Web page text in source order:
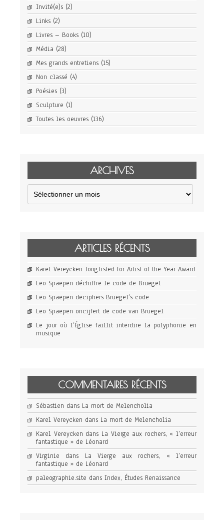
Invité(e)s (2)
Links (2)
Livres – Books (10)
Média (28)
Mes grands entretiens (15)
Non classé (4)
Poésies (3)
Sculpture (1)
Toutes les oeuvres (136)
ARCHIVES
Archives
ARTICLES RÉCENTS
Karel Vereycken longlisted for Artist of the Year Award
Leo Spaepen déchiffre le code de Bruegel
Leo Spaepen deciphers Bruegel’s code
Leo Spaepen oncijfert de code van Bruegel
Le jour où l’Église faillit interdire la polyphonie en
musique
COMMENTAIRES RÉCENTS
Sébastien dans La mort de Melencholia
Karel Vereycken dans La mort de Melencholia
Karel Vereycken dans La Vierge aux rochers, « l’erreur
fantastique » de Léonard
Virginie dans La Vierge aux rochers, « l’erreur
fantastique » de Léonard
paleographie.site dans Index, Études Renaissance